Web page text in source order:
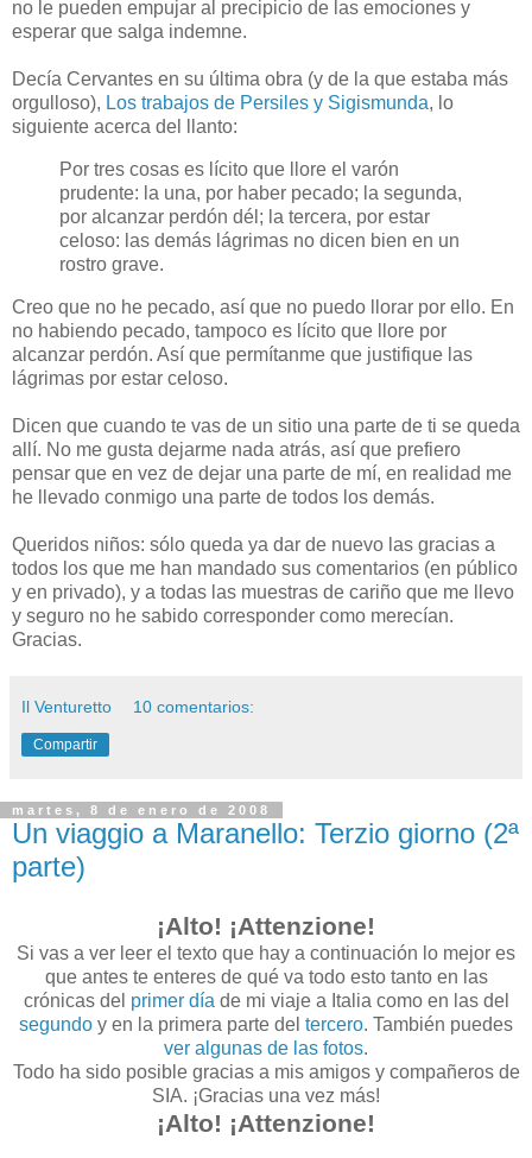
no le pueden empujar al precipicio de las emociones y
esperar que salga indemne.
Decía Cervantes en su última obra (y de la que estaba más
orgulloso), Los trabajos de Persiles y Sigismunda, lo
siguiente acerca del llanto:
Por tres cosas es lícito que llore el varón
prudente: la una, por haber pecado; la segunda,
por alcanzar perdón dél; la tercera, por estar
celoso: las demás lágrimas no dicen bien en un
rostro grave.
Creo que no he pecado, así que no puedo llorar por ello. En
no habiendo pecado, tampoco es lícito que llore por
alcanzar perdón. Así que permítanme que justifique las
lágrimas por estar celoso.
Dicen que cuando te vas de un sitio una parte de ti se queda
allí. No me gusta dejarme nada atrás, así que prefiero
pensar que en vez de dejar una parte de mí, en realidad me
he llevado conmigo una parte de todos los demás.
Queridos niños: sólo queda ya dar de nuevo las gracias a
todos los que me han mandado sus comentarios (en público
y en privado), y a todas las muestras de cariño que me llevo
y seguro no he sabido corresponder como merecían.
Gracias.
Il Venturetto 10 comentarios:
Compartir
martes, 8 de enero de 2008
Un viaggio a Maranello: Terzio giorno (2ª
parte)
¡Alto! ¡Attenzione!
Si vas a ver leer el texto que hay a continuación lo mejor es
que antes te enteres de qué va todo esto tanto en las
crónicas del primer día de mi viaje a Italia como en las del
segundo y en la primera parte del tercero. También puedes
ver algunas de las fotos.
Todo ha sido posible gracias a mis amigos y compañeros de
SIA. ¡Gracias una vez más!
¡Alto! ¡Attenzione!